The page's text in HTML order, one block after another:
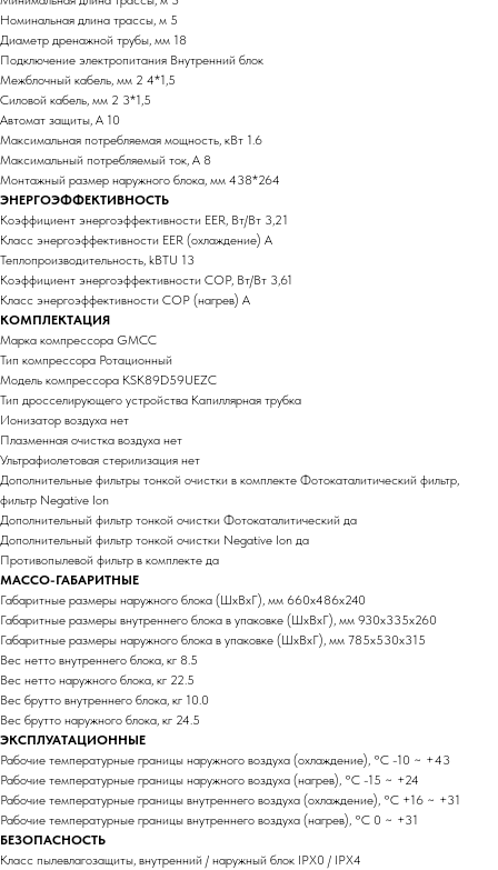
Номинальная длина трассы, м 5
Диаметр дренажной трубы, мм 18
Подключение электропитания Внутренний блок
Межблочный кабель, мм 2 4*1,5
Силовой кабель, мм 2 3*1,5
Автомат защиты, А 10
Максимальная потребляемая мощность, кВт 1.6
Максимальный потребляемый ток, А 8
Монтажный размер наружного блока, мм 438*264
ЭНЕРГОЭФФЕКТИВНОСТЬ
Коэффициент энергоэффективности EER, Вт/Вт 3,21
Класс энергоэффективности EER (охлаждение) A
Теплопроизводительность, kBTU 13
Коэффициент энергоэффективности COP, Вт/Вт 3,61
Класс энергоэффективности COP (нагрев) A
КОМПЛЕКТАЦИЯ
Марка компрессора GMCC
Тип компрессора Ротационный
Модель компрессора KSK89D59UEZC
Тип дросселирующего устройства Капиллярная трубка
Ионизатор воздуха нет
Плазменная очистка воздуха нет
Ультрафиолетовая стерилизация нет
Дополнительные фильтры тонкой очистки в комплекте Фотокаталитический фильтр,
фильтр Negative Ion
Дополнительный фильтр тонкой очистки Фотокаталитический да
Дополнительный фильтр тонкой очистки Negative Ion да
Противопылевой фильтр в комплекте да
МАССО-ГАБАРИТНЫЕ
Габаритные размеры наружного блока (ШхВхГ), мм 660x486x240
Габаритные размеры внутреннего блока в упаковке (ШхВхГ), мм 930x335x260
Габаритные размеры наружного блока в упаковке (ШхВхГ), мм 785x530x315
Вес нетто внутреннего блока, кг 8.5
Вес нетто наружного блока, кг 22.5
Вес брутто внутреннего блока, кг 10.0
Вес брутто наружного блока, кг 24.5
ЭКСПЛУАТАЦИОННЫЕ
Рабочие температурные границы наружного воздуха (охлаждение), °C -10 ~ +43
Рабочие температурные границы наружного воздуха (нагрев), °C -15 ~ +24
Рабочие температурные границы внутреннего воздуха (охлаждение), °C +16 ~ +31
Рабочие температурные границы внутреннего воздуха (нагрев), °C 0 ~ +31
БЕЗОПАСНОСТЬ
Класс пылевлагозащиты, внутренний / наружный блок IPX0 / IPX4